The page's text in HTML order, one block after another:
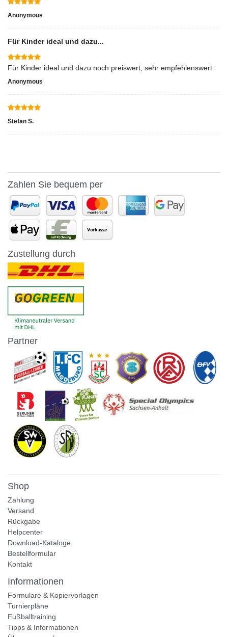
Anonymous
Für Kinder ideal und dazu...
Für Kinder ideal und dazu noch preiswert, sehr empfehlenswert
Anonymous
Stefan S.
Zahlen Sie bequem per
Zustellung durch
Partner
Shop
Zahlung
Versand
Rückgabe
Helpcenter
Download-Kataloge
Bestellformular
Kontakt
Informationen
Formulare & Kopiervorlagen
Turnierpläne
Fußballtraining
Tipps & Informationen